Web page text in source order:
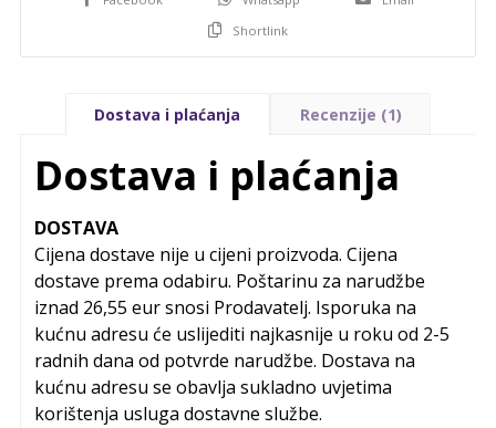
Shortlink
Dostava i plaćanja Recenzije (1)
Dostava i plaćanja
DOSTAVA
Cijena dostave nije u cijeni proizvoda. Cijena
dostave prema odabiru. Poštarinu za narudžbe
iznad 26,55 eur snosi Prodavatelj. Isporuka na
kućnu adresu će uslijediti najkasnije u roku od 2-5
radnih dana od potvrde narudžbe. Dostava na
kućnu adresu se obavlja sukladno uvjetima
korištenja usluga dostavne službe.